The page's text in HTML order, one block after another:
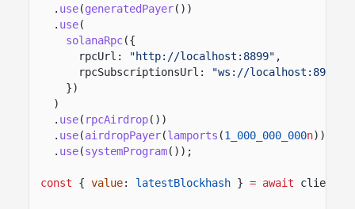
. use(generatedPayer())
. use(
solanaRpc({
rpcUrl:
"http://localhost:8899" ,
rpcSubscriptionsUrl:
"ws://localhost:8900"
})
)
. use( rpcAirdrop())
. use(airdropPayer(lamports (1_000_000_000n)))
. use(systemProgram());
const { value: latestBlockhash } = await